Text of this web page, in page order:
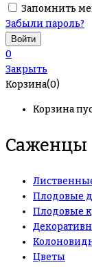
Запомнить
Забыли пароль?
0
Закрыть
Корзина(0)
Корзина
Саженцы
Плодовые
Плодовые
Цветы